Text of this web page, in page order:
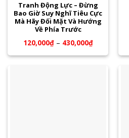
Tranh Động Lực – Đừng
Bao Giờ Suy Nghĩ Tiêu Cực
Mà Hãy Đối Mặt Và Hướng
Về Phía Trước
120,000₫– 430,000₫